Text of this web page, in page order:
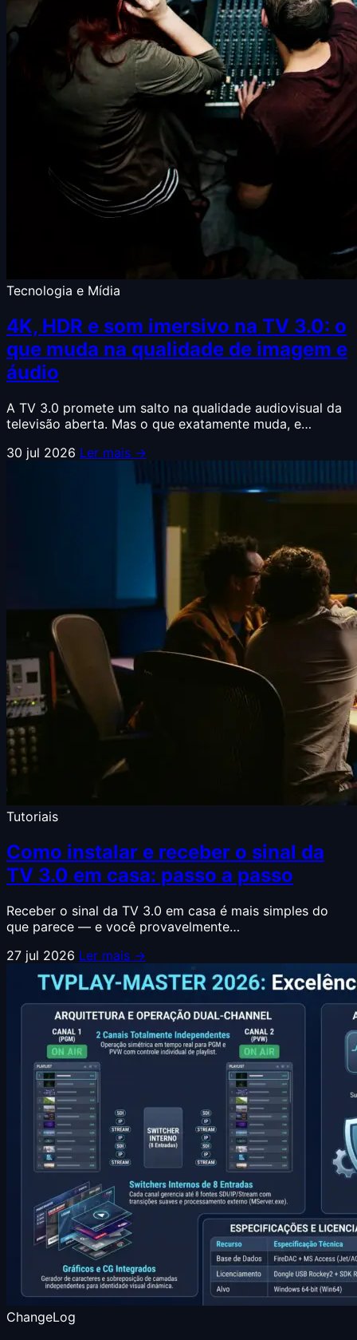
Tecnologia e Mídia
4K, HDR e som imersivo na TV 3.0: o
que muda na qualidade de imagem e
áudio
A TV 3.0 promete um salto na qualidade audiovisual da
televisão aberta. Mas o que exatamente muda, e…
30 jul 2026 Ler mais →
Tutoriais
Como instalar e receber o sinal da
TV 3.0 em casa: passo a passo
Receber o sinal da TV 3.0 em casa é mais simples do
que parece — e você provavelmente…
27 jul 2026 Ler mais →
ChangeLog